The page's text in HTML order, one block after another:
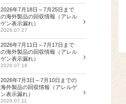
2026年7月18日～7月25日まで
の海外製品の回収情報（アレル
ゲン表示漏れ）
2026.07.27
2026年7月11日～7月17日まで
の海外製品の回収情報（アレル
ゲン表示漏れ）
2026.07.18
2026年7月3日～7月10日までの
海外製品の回収情報（アレルゲ
ン表示漏れ）
2026.07.11